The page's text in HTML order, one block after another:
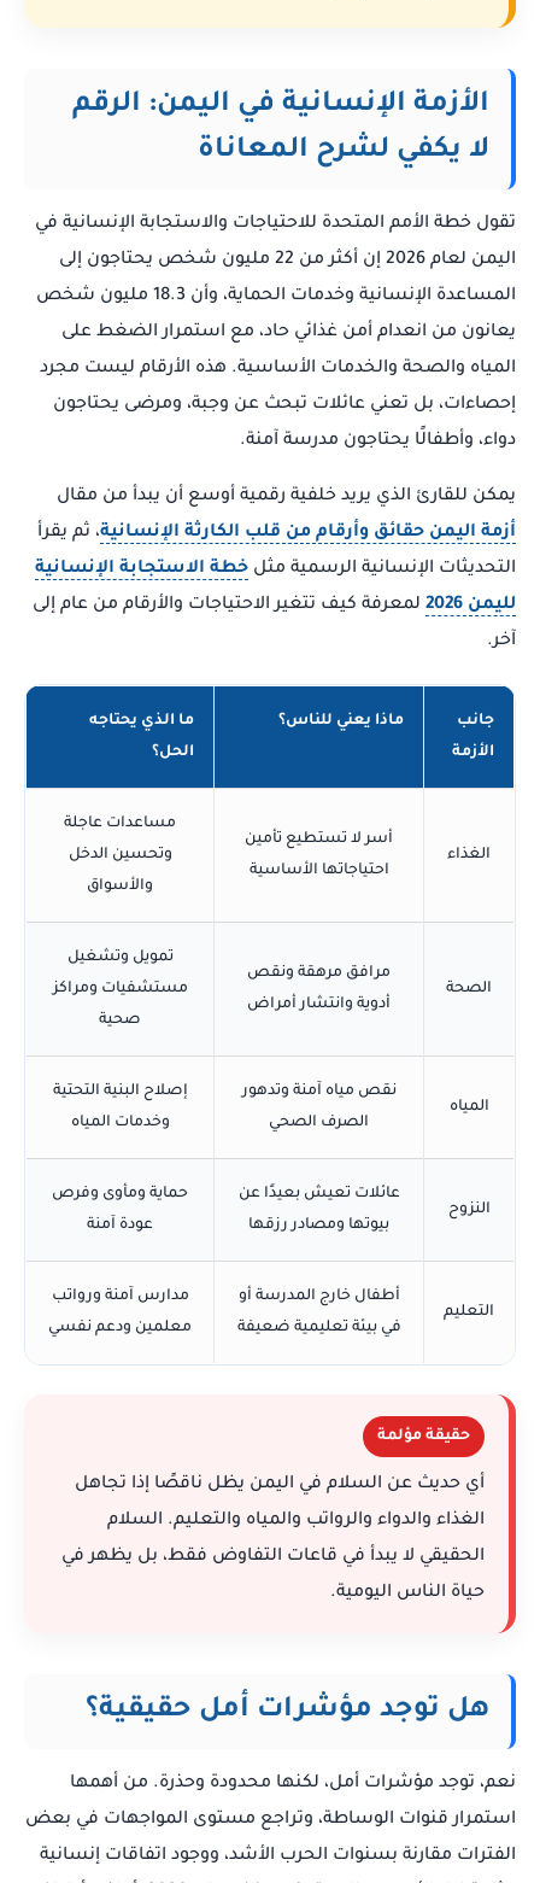
الأزمة الإنسانية في اليمن: الرقم
لا يكفي لشرح المعاناة
تقول خطة الأمم المتحدة للاحتياجات والاستجابة الإنسانية في
اليمن لعام 2026 إن أكثر من 22 مليون شخص يحتاجون إلى
المساعدة الإنسانية وخدمات الحماية، وأن 18.3 مليون شخص
يعانون من انعدام أمن غذائي حاد، مع استمرار الضغط على
المياه والصحة والخدمات الأساسية. هذه الأرقام ليست مجرد
إحصاءات، بل تعني عائلات تبحث عن وجبة، ومرضى يحتاجون
دواء، وأطفالًا يحتاجون مدرسة آمنة.
يمكن للقارئ الذي يريد خلفية رقمية أوسع أن يبدأ من مقال
أزمة اليمن حقائق وأرقام من قلب الكارثة الإنسانية، ثم يقرأ
التحديثات الإنسانية الرسمية مثل خطة الاستجابة الإنسانية
لليمن 2026
لمعرفة كيف تتغير الاحتياجات والأرقام من عام إلى
آخر.
جانب
الأزمة
ماذا يعني للناس؟
ما الذي يحتاجه
الحل؟
الغذاء
أسر لا تستطيع تأمين
احتياجاتها الأساسية
مساعدات عاجلة
وتحسين الدخل
والأسواق
الصحة
مرافق مرهقة ونقص
أدوية وانتشار أمراض
تمويل وتشغيل
مستشفيات ومراكز
صحية
المياه
نقص مياه آمنة وتدهور
الصرف الصحي
إصلاح البنية التحتية
وخدمات المياه
النزوح
عائلات تعيش بعيدًا عن
بيوتها ومصادر رزقها
حماية ومأوى وفرص
عودة آمنة
التعليم
أطفال خارج المدرسة أو
في بيئة تعليمية ضعيفة
مدارس آمنة ورواتب
معلمين ودعم نفسي
حقيقة مؤلمة
أي حديث عن السلام في اليمن يظل ناقصًا إذا تجاهل
الغذاء والدواء والرواتب والمياه والتعليم. السلام
الحقيقي لا يبدأ في قاعات التفاوض فقط، بل يظهر في
حياة الناس اليومية.
هل توجد مؤشرات أمل حقيقية؟
نعم، توجد مؤشرات أمل، لكنها محدودة وحذرة. من أهمها
استمرار قنوات الوساطة، وتراجع مستوى المواجهات في بعض
الفترات مقارنة بسنوات الحرب الأشد، ووجود اتفاقات إنسانية